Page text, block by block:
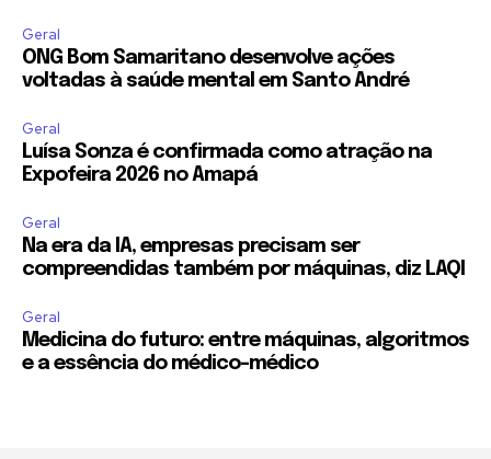
Geral
ONG Bom Samaritano desenvolve ações
voltadas à saúde mental em Santo André
Geral
Luísa Sonza é confirmada como atração na
Expofeira 2026 no Amapá
Geral
Na era da IA, empresas precisam ser
compreendidas também por máquinas, diz LAQI
Geral
Medicina do futuro: entre máquinas, algoritmos
e a essência do médico-médico